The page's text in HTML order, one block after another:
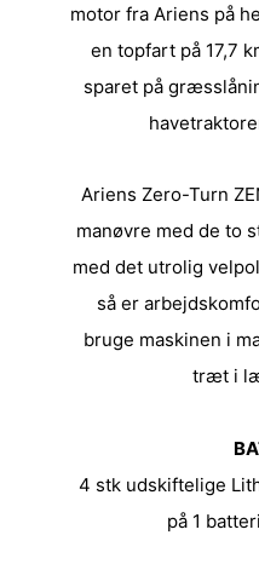
motor fra Ariens på
en topfart på 17,7
sparet på
Ariens Zero-Turn
manøvre med de to
med det utrolig
så er
bruge maskinen i
træt i
4 stk udskiftelige
på 1